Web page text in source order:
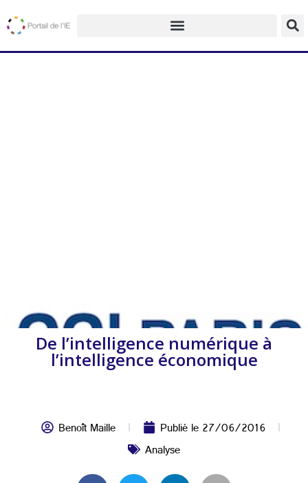
De l’intelligence numérique à
l’intelligence économique
Benoît Maille Publié le27/06/2016
Analyse